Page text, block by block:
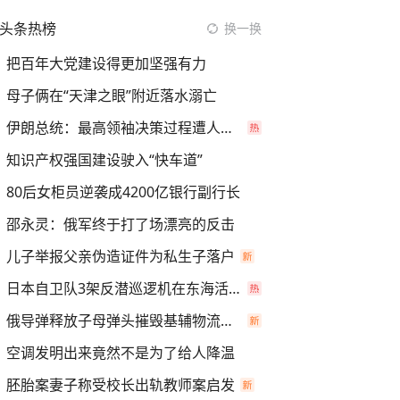
头条热榜 换一换
把百年大党建设得更加坚强有力
母子俩在“天津之眼”附近落水溺亡
伊朗总统：最高领袖决策过程遭人利用
知识产权强国建设驶入“快车道”
80后女柜员逆袭成4200亿银行副行长
邵永灵：俄军终于打了场漂亮的反击
儿子举报父亲伪造证件为私生子落户
日本自卫队3架反潜巡逻机在东海活动
俄导弹释放子母弹头摧毁基辅物流仓库
空调发明出来竟然不是为了给人降温
胚胎案妻子称受校长出轨教师案启发